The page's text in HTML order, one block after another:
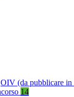
OIV (da pubblicare in
14